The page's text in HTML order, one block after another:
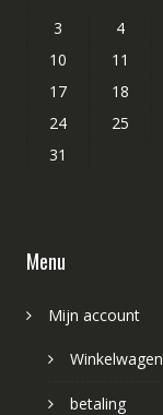
3
4
10
11
17
18
24
25
31
Menu
Mijn account
Winkelwagen
betaling